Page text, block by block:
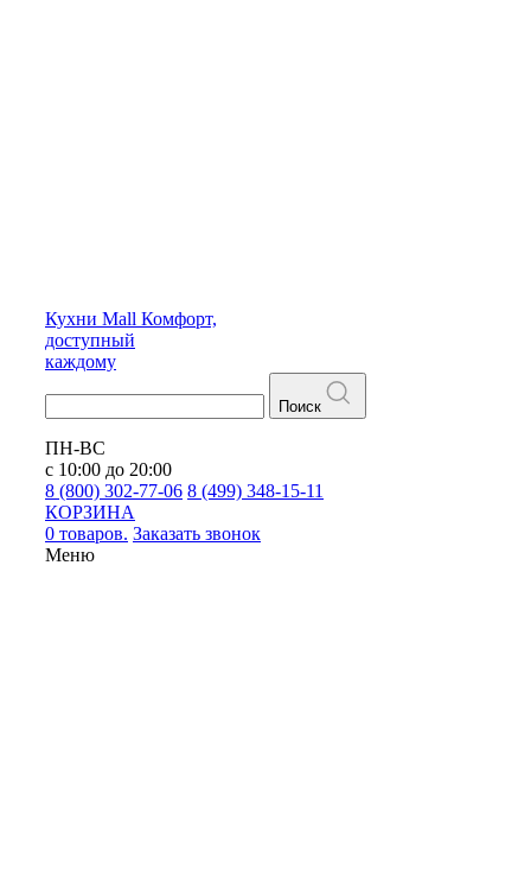
Кухни Mall Комфорт,
доступный
каждому
Поиск
ПН-ВС
с 10:00 до 20:00
8 (800) 302-77-06 8 (499) 348-15-11
КОРЗИНА
0 товаров. Заказать звонок
Меню